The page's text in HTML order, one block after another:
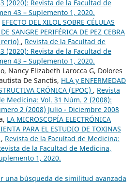
(2020): Revista de la Facultad de
43 – Suplemento 1, 2020.
EFECTO DEL XILOL SOBRE CÉLULAS
SANGRE PERIFÉRICA DE PEZ CEBRA
rerio) , Revista de la Facultad de
(2020): Revista de la Facultad de
43 – Suplemento 1, 2020.
Nancy Elizabeth Larocca G, Dolores
De Sanctis, HLA y ENFERMEDAD
CRÓNICA (EPOC) , Revista
Medicina: Vol. 31 Núm. 2 (2008):
2 (2008) Julio - Diciembre 2008
LA MICROSCOPÍA ELECTRÓNICA
PARA EL ESTUDIO DE TOXINAS
, Revista de la Facultad de Medicina:
de la Facultad de Medicina,
1, 2020.
una búsqueda de similitud avanzada